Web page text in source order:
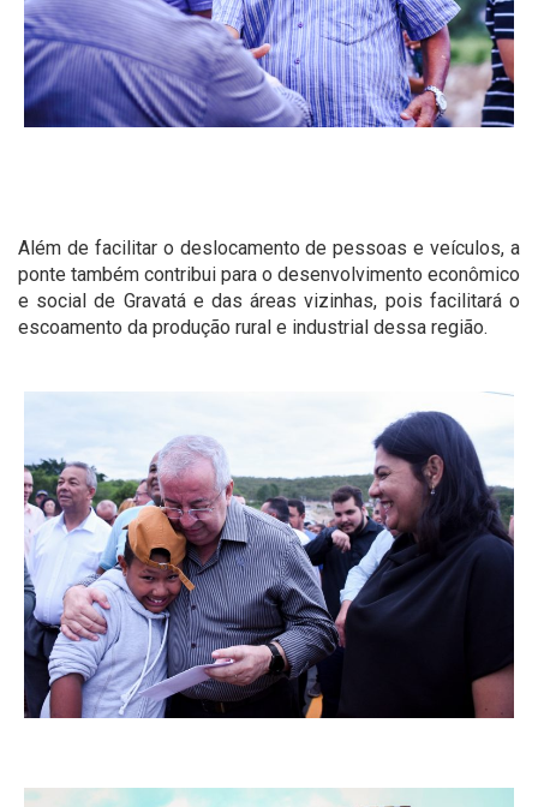
Além de facilitar o deslocamento de pessoas e veículos, a
ponte também contribui para o desenvolvimento econômico
e social de Gravatá e das áreas vizinhas, pois facilitará o
escoamento da produção rural e industrial dessa região.